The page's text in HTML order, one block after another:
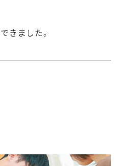
きました。